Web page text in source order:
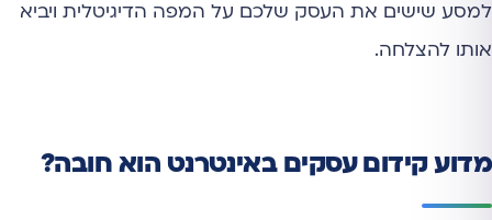
למסע שישים את העסק שלכם על המפה הדיגיטלית ויביא
אותו להצלחה.
מדוע קידום עסקים באינטרנט הוא חובה?